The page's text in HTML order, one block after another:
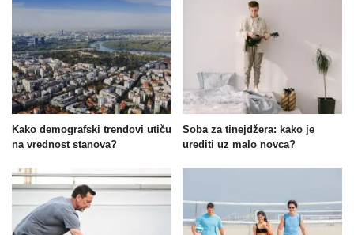
Kako demografski trendovi utiču
na vrednost stanova?
Soba za tinejdžera: kako je
urediti uz malo novca?